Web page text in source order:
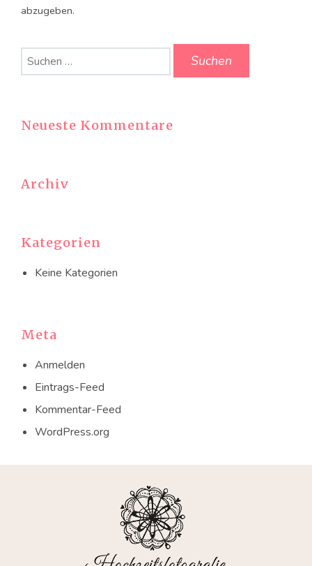
abzugeben.
Suchen
nach:
Neueste Kommentare
Archiv
Kategorien
Keine Kategorien
Meta
Anmelden
Eintrags-Feed
Kommentar-Feed
WordPress.org